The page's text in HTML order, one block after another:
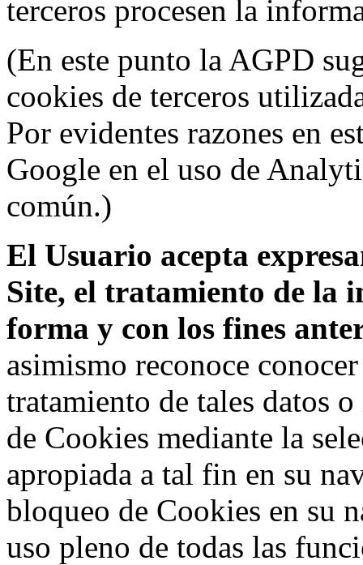
terceros procesen la
(En este punto la AGPD
cookies de terceros
Por evidentes razones en
Google en el uso de
común.)
El Usuario acepta
Site, el tratamiento de la
forma y con los fines
asimismo reconoce
tratamiento de tales datos
de Cookies mediante la
apropiada a tal fin en su
bloqueo de Cookies en su
uso pleno de todas las